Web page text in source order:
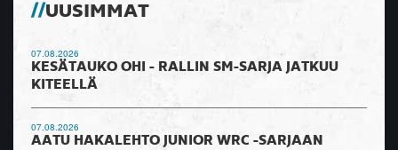
UUSIMMAT
07.08.2026
KESÄTAUKO OHI - RALLIN SM-SARJA JATKUU
KITEELLÄ
07.08.2026
AATU HAKALEHTO JUNIOR WRC -SARJAAN